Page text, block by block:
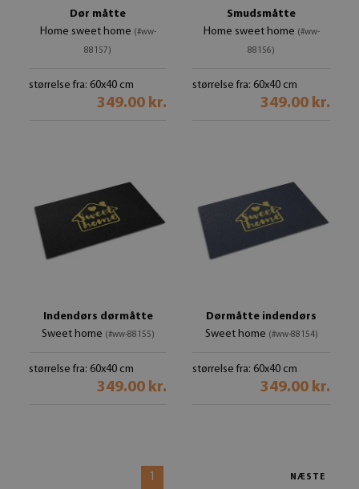
Dør måtte
Home sweet home (#ww-
88157)
størrelse fra: 60x40 cm
349.00 kr.
Smudsmåtte
Home sweet home (#ww-
88156)
størrelse fra: 60x40 cm
349.00 kr.
Indendørs dørmåtte
Sweet home (#ww-88155)
størrelse fra: 60x40 cm
349.00 kr.
Dørmåtte indendørs
Sweet home (#ww-88154)
størrelse fra: 60x40 cm
349.00 kr.
1 NÆSTE